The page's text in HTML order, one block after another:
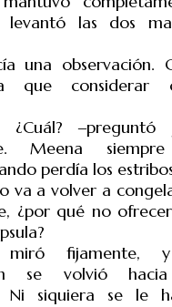
las dos
una observación.
que considerar
¿Cuál?‒preguntó
Meena
perdía los
va a volver a
¿por qué no
fijamente,
se volvió
Ni siquiera se le